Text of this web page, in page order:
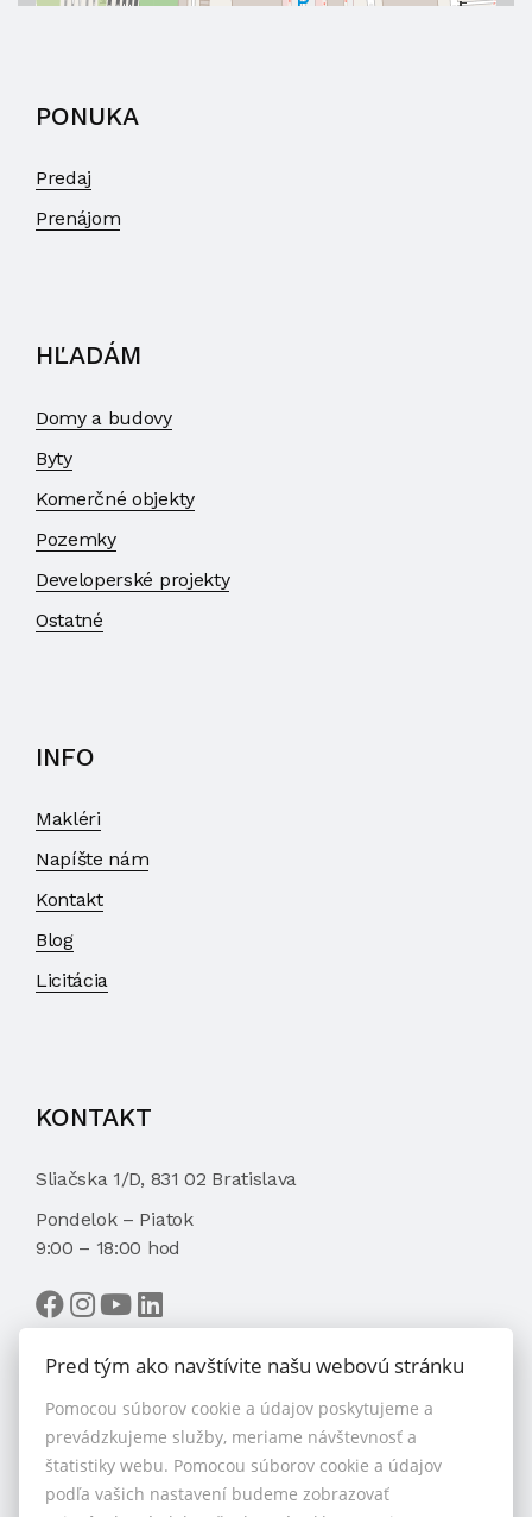
PONUKA
Predaj
Prenájom
HĽADÁM
Domy a budovy
Byty
Komerčné objekty
Pozemky
Developerské projekty
Ostatné
INFO
Makléri
Napíšte nám
Kontakt
Blog
Licitácia
KONTAKT
Sliačska 1/D, 831 02 Bratislava
Pondelok – Piatok
9:00 – 18:00 hod
VYBRAŤ MAKLÉRA
Pred tým ako navštívite našu webovú stránku
Pomocou súborov cookie a údajov poskytujeme a
prevádzkujeme služby, meriame návštevnosť a
štatistiky webu. Pomocou súborov cookie a údajov
podľa vašich nastavení budeme zobrazovať